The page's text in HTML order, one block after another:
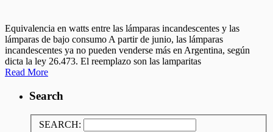
Equivalencia en watts entre las lámparas incandescentes y las
lámparas de bajo consumo A partir de junio, las lámparas
incandescentes ya no pueden venderse más en Argentina, según
dicta la ley 26.473. El reemplazo son las lamparitas
Read More
Search
SEARCH: